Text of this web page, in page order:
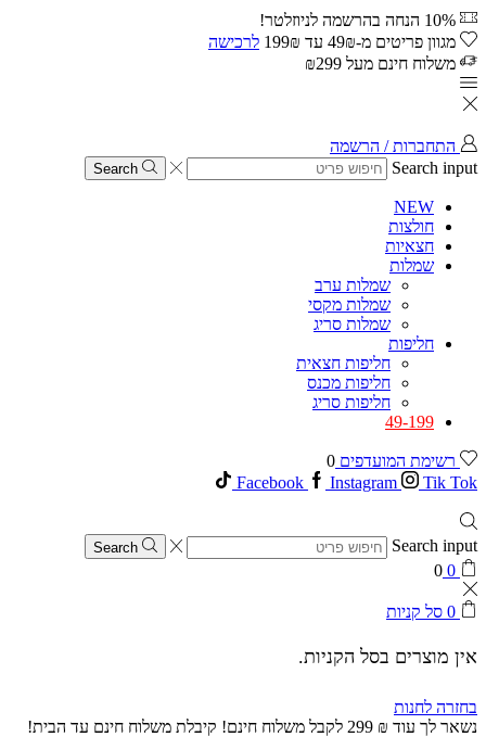
10% הנחה בהרשמה לניוזלטר!
מגוון פריטים מ-49₪ עד 199₪
לרכישה
משלוח חינם מעל ₪299
התחברות / הרשמה
Search input
Search
NEW
חולצות
חצאיות
שמלות
שמלות ערב
שמלות מקסי
שמלות סריג
חליפות
חליפות חצאית
חליפות מכנס
חליפות סריג
49-199
רשימת המועדפים 0
Facebook
Instagram Tik Tok
Search input
Search
0
0
0 סל קניות
אין מוצרים בסל הקניות.
בחזרה לחנות
נשאר לך עוד
299 ₪ לקבל משלוח חינם! קיבלת משלוח חינם עד הבית!